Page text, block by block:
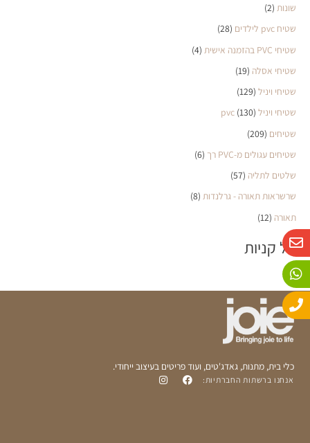
שונות (2)
שטיח pvc לילדים
(28)
שטיחי PVC בהזמנה אישית
(4)
שטיחי אסלה (19)
שטיחי ויניל (129)
שטיחי ויניל pvc (130)
שטיחים (209)
שטיחים עגולים מ-PVC רך
(6)
שלטים לתליה (57)
שרשראות תאורה - גרלנדות (8)
תאורה (12)
סל קניות
כלי בית, מתנות, גאדג'טים, ועוד פריטים בעיצוב ייחודי.
אנחנו ברשתות החברתיות:
E
n
v
e
l
o
p
e
W
h
a
t
s
a
p
p
P
h
o
n
e